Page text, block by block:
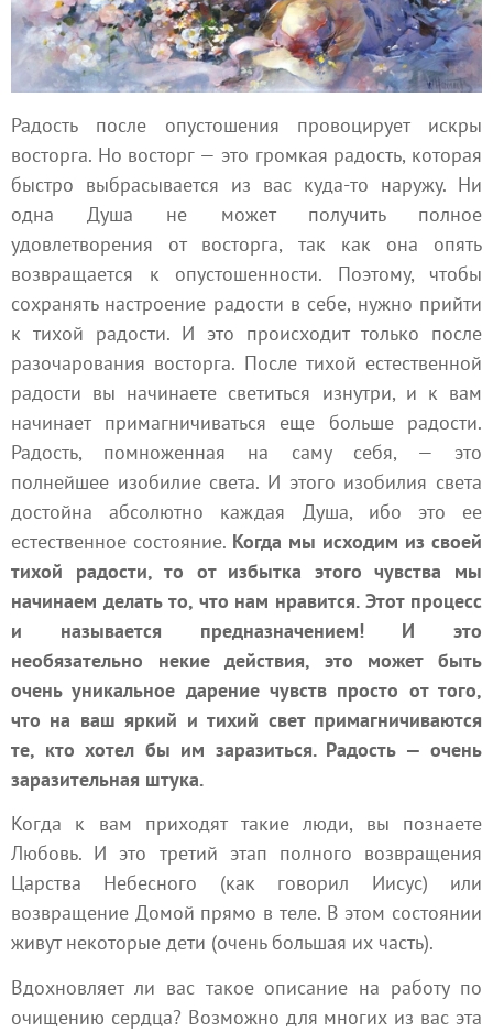
Радость после опустошения провоцирует искры
восторга. Но восторг — это громкая радость, которая
быстро выбрасывается из вас куда-то наружу. Ни
одна Душа не может получить полное
удовлетворения от восторга, так как она опять
возвращается к опустошенности. Поэтому, чтобы
сохранять настроение радости в себе, нужно прийти
к тихой радости. И это происходит только после
разочарования восторга. После тихой естественной
радости вы начинаете светиться изнутри, и к вам
начинает примагничиваться еще больше радости.
Радость, помноженная на саму себя, — это
полнейшее изобилие света. И этого изобилия света
достойна абсолютно каждая Душа, ибо это ее
естественное состояние. Когда мы исходим из своей
тихой радости, то от избытка этого чувства мы
начинаем делать то, что нам нравится. Этот процесс
и называется предназначением! И это
необязательно некие действия, это может быть
очень уникальное дарение чувств просто от того,
что на ваш яркий и тихий свет примагничиваются
те, кто хотел бы им заразиться. Радость — очень
заразительная штука.
Когда к вам приходят такие люди, вы познаете
Любовь. И это третий этап полного возвращения
Царства Небесного (как говорил Иисус) или
возвращение Домой прямо в теле. В этом состоянии
живут некоторые дети (очень большая их часть).
Вдохновляет ли вас такое описание на работу по
очищению сердца? Возможно для многих из вас эта